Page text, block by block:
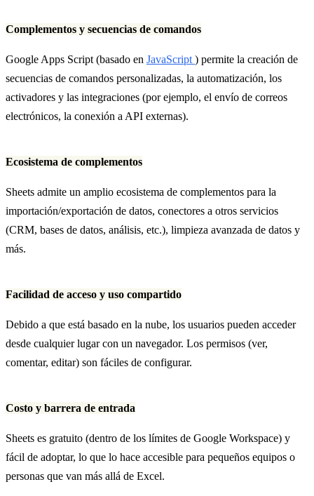
Complementos y secuencias de comandos
Google Apps Script (basado en JavaScript ) permite la creación de
secuencias de comandos personalizadas, la automatización, los
activadores y las integraciones (por ejemplo, el envío de correos
electrónicos, la conexión a API externas).
Ecosistema de complementos
Sheets admite un amplio ecosistema de complementos para la
importación/exportación de datos, conectores a otros servicios
(CRM, bases de datos, análisis, etc.), limpieza avanzada de datos y
más.
Facilidad de acceso y uso compartido
Debido a que está basado en la nube, los usuarios pueden acceder
desde cualquier lugar con un navegador. Los permisos (ver,
comentar, editar) son fáciles de configurar.
Costo y barrera de entrada
Sheets es gratuito (dentro de los límites de Google Workspace) y
fácil de adoptar, lo que lo hace accesible para pequeños equipos o
personas que van más allá de Excel.